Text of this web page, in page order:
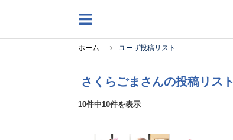
ホーム ユーザ投稿リスト
さくらごまさんの投稿リス
10件中10件を表示